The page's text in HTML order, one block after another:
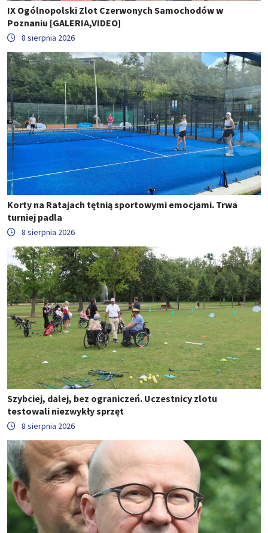
IX Ogólnopolski Zlot Czerwonych Samochodów w
Poznaniu [GALERIA,VIDEO]
8 sierpnia 2026
Korty na Ratajach tętnią sportowymi emocjami. Trwa
turniej padla
8 sierpnia 2026
Szybciej, dalej, bez ograniczeń. Uczestnicy zlotu
testowali niezwykły sprzęt
8 sierpnia 2026